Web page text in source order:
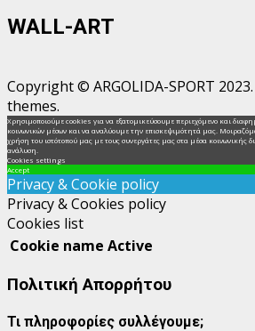
WALL-ART
Copyright © ARGOLIDA-SPORT 2023.
themes.
Χρησιμοποιούμε cookies για να εξατομικεύσουμε περιεχόμενο και
κοινωνικών μέσων και να αναλύουμε την επισκεψιμότητά μας.
χρήση του ιστότοπού μας με τους συνεργάτες μας στα μέσα κοινωνικής
ανάλυση.
Cookies settings
Accept
Privacy & Cookie policy
Privacy & Cookies policy
Cookies list
Cookie name Active
Πολιτική Απορρήτου
Τι πληροφορίες συλλέγουμε;